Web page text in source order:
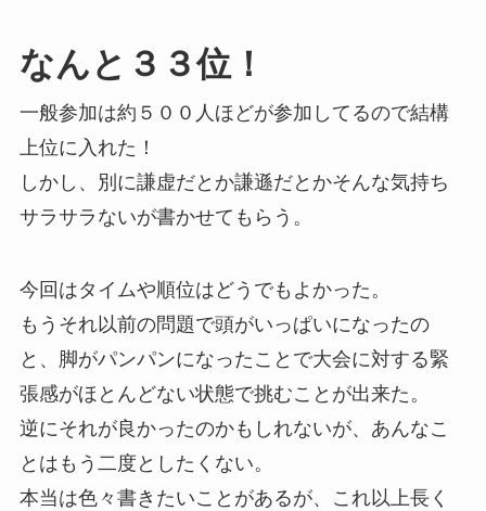
なんと３３位！
一般参加は約５００人ほどが参加してるので結構
上位に入れた！
しかし、別に謙虚だとか謙遜だとかそんな気持ち
サラサラないが書かせてもらう。
今回はタイムや順位はどうでもよかった。
もうそれ以前の問題で頭がいっぱいになったの
と、脚がパンパンになったことで大会に対する緊
張感がほとんどない状態で挑むことが出来た。
逆にそれが良かったのかもしれないが、あんなこ
とはもう二度としたくない。
本当は色々書きたいことがあるが、これ以上長く